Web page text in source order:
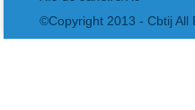
©Copyright 2013 - Cbtij All